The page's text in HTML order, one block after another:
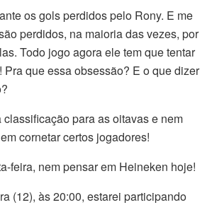
os gols perdidos pelo Rony. E me
perdidos, na maioria das vezes, por
Todo jogo agora ele tem que tentar
Pra que essa obsessão? E o que dizer
classificação para as oitavas e nem
cornetar certos jogadores!
feira, nem pensar em Heineken hoje!
(12), às 20:00, estarei participando